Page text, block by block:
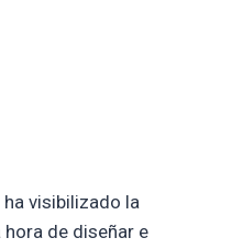
ha visibilizado la
de diseñar e